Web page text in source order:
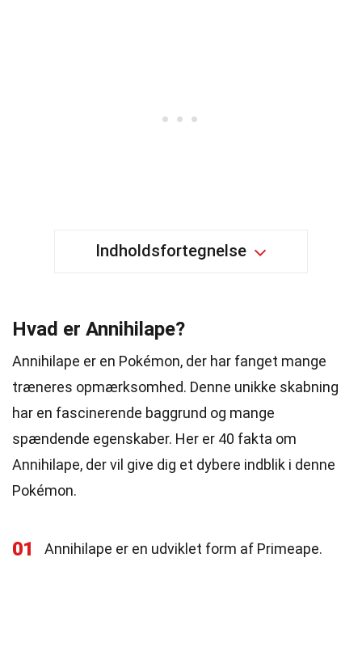
Indholdsfortegnelse
Hvad er Annihilape?
Annihilape er en Pokémon, der har fanget mange
træneres opmærksomhed. Denne unikke skabning
har en fascinerende baggrund og mange
spændende egenskaber. Her er 40 fakta om
Annihilape, der vil give dig et dybere indblik i denne
Pokémon.
01 Annihilape er en udviklet form af Primeape.